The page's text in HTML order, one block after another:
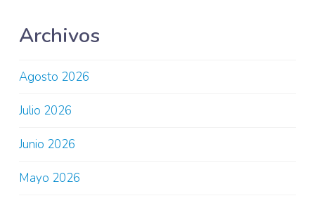
Archivos
Agosto 2026
Julio 2026
Junio 2026
Mayo 2026